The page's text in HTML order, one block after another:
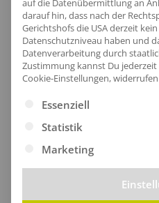
auf die Datenübermittlung an
darauf hin, dass nach der
Gerichtshofs die USA derzeit
Datenschutzniveau haben und
Datenverarbeitung durch
Zustimmung kannst Du
Cookie-Einstellungen,
Es folgt eine Liste der
Essenziell
Statistik
Marketing